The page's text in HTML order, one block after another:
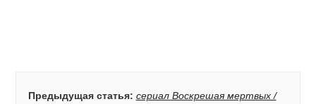
Предыдущая статья: сериал Воскрешая мертвых /